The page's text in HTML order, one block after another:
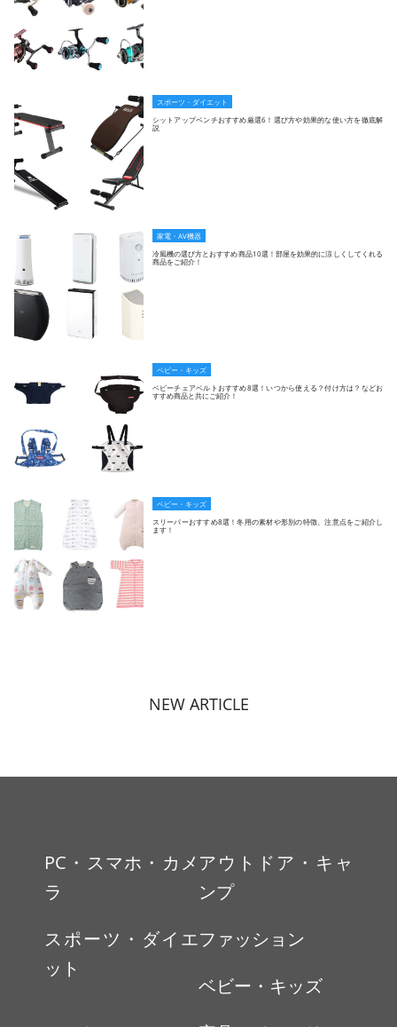
スポーツ・ダイエット
シットアップベンチおすすめ厳選6！選び方や効果的な使い方を徹底解
説
家電・AV機器
冷風機の選び方とおすすめ商品10選！部屋を効果的に涼しくしてくれる
商品をご紹介！
ベビー・キッズ
ベビーチェアベルトおすすめ8選！いつから使える？付け方は？などお
すすめ商品と共にご紹介！
ベビー・キッズ
スリーパーおすすめ8選！冬用の素材や形別の特徴、注意点をご紹介し
ます！
NEW ARTICLE
PC・スマホ・カメ
ラ
アウトドア・キャ
ンプ
スポーツ・ダイエ
ット
ファッション
ベビー・キッズ